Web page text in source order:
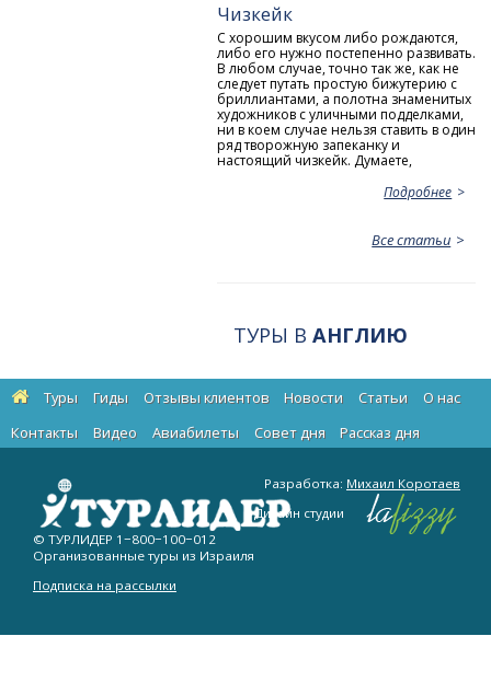
Чизкейк
С хорошим вкусом либо рождаются,
либо его нужно постепенно развивать.
В любом случае, точно так же, как не
следует путать простую бижутерию с
бриллиантами, а полотна знаменитых
художников с уличными подделками,
ни в коем случае нельзя ставить в один
ряд творожную запеканку и
настоящий чизкейк. Думаете,
Подробнее
Все статьи
ТУРЫ ВАНГЛИЮ
Туры Гиды Отзывы клиентов Новости Статьи
О нас
Контакты
Видео Авиабилеты Cовет дня Рассказ дня
© ТУРЛИДЕР 1−800−100−012
Организованные туры из Израиля
Подписка на рассылки
Разработка: Михаил Коротаев
Дизайн студии